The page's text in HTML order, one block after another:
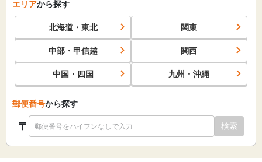
エリアから探す
北海道・東北 関東
中部・甲信越 関西
中国・四国 九州・沖縄
郵便番号から探す
〒 検索